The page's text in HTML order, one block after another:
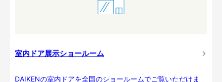
室内ドア展示ショールーム
DAIKENの室内ドアを全国のショールームでご覧いただけま